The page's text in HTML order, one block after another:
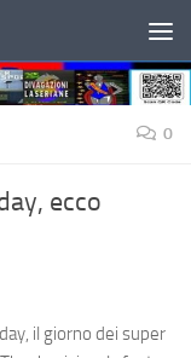
0
ecco
il giorno dei super